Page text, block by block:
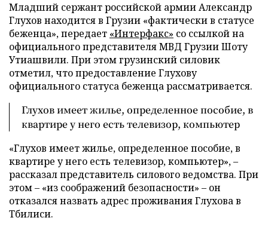
Младший сержант российской армии Александр
Глухов находится в Грузии «фактически в статусе
беженца», передает «Интерфакс» со ссылкой на
официального представителя МВД Грузии Шоту
Утиашвили. При этом грузинский силовик
отметил, что предоставление Глухову
официального статуса беженца рассматривается.
Глухов имеет жилье, определенное пособие, в
квартире у него есть телевизор, компьютер
«Глухов имеет жилье, определенное пособие, в
квартире у него есть телевизор, компьютер», –
рассказал представитель силового ведомства. При
этом – «из соображений безопасности» – он
отказался назвать адрес проживания Глухова в
Тбилиси.